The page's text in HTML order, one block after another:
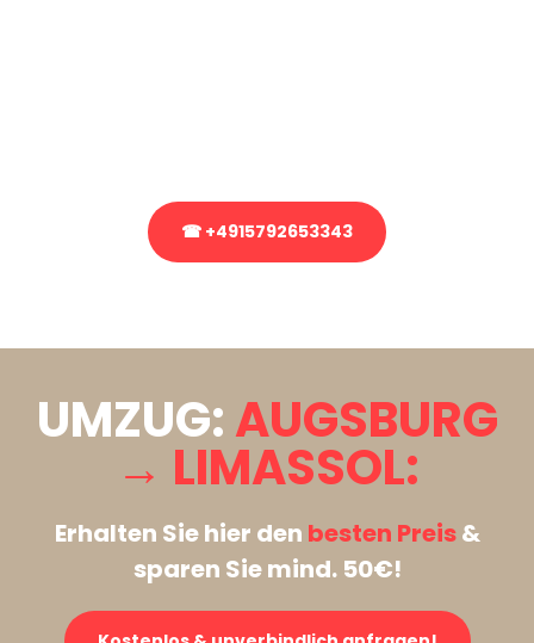
☎ +4915792653343
UMZUG:AUGSBURG
→ LIMASSOL:
Erhalten Sie hier den besten Preis&
sparen Sie mind. 50€!